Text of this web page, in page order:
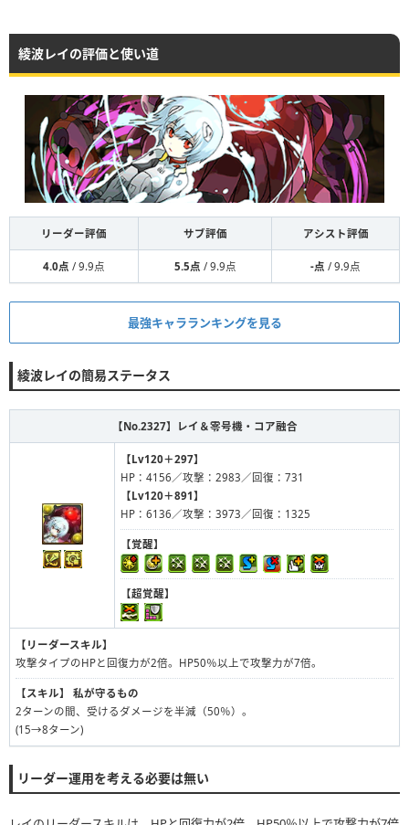
綾波レイの評価と使い道
リーダー評価 サブ評価 アシスト評価
4.0点 / 9.9点 5.5点 / 9.9点 -点 / 9.9点
最強キャラランキングを見る
綾波レイの簡易ステータス
【No.2327】 レイ＆零号機・コア融合
【Lv120＋297】
HP：4156／攻撃：2983／回復：731
【Lv120＋891】
HP：6136／攻撃：3973／回復：1325
【覚醒】
【超覚醒】
【リーダースキル】
攻撃タイプのHPと回復力が2倍。HP50％以上で攻撃力が7倍。
【スキル】
私が守るもの
2ターンの間、受けるダメージを半減（50％）。
(15→8ターン)
リーダー運用を考える必要は無い